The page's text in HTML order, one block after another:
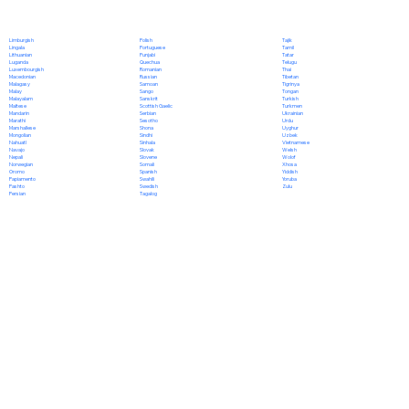
Limburgish
Lingala
Lithuanian
Luganda
Luxembourgish
Macedonian
Malagasy
Malay
Malayalam
Maltese
Mandarin
Marathi
Marshallese
Mongolian
Nahuatl
Navajo
Nepali
Norwegian
Oromo
Papiamento
Pashto
Persian
Polish
Portuguese
Punjabi
Quechua
Romanian
Russian
Samoan
Sango
Sanskrit
Scottish Gaelic
Serbian
Sesotho
Shona
Sindhi
Sinhala
Slovak
Slovene
Somali
Spanish
Swahili
Swedish
Tagalog
Tajik
Tamil
Tatar
Telugu
Thai
Tibetan
Tigrinya
Tongan
Turkish
Turkmen
Ukrainian
Urdu
Uyghur
Uzbek
Vietnamese
Welsh
Wolof
Xhosa
Yiddish
Yoruba
Zulu